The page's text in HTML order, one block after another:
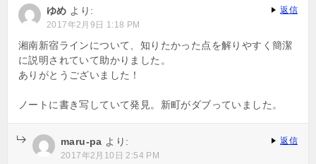
ゆめ より:
2017年2月9日 1:18 PM
湘南新宿ラインについて、知りたかった点を解りやすく簡潔
に説明されていて助かりました。
ありがとうございました！
ノートに書き写していて発見。新町がダブっていました。
返信
maru-pa より:
2017年2月10日 2:54 PM
返信